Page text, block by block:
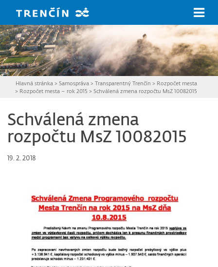
Hlavná stránka > Samospráva > Transparentný Trenčín > Rozpočet mesta
> Rozpočet mesta – rok 2015 >Schválená zmena rozpočtu MsZ 10082015
Schválená zmena
rozpočtu MsZ 10082015
19. 2. 2018